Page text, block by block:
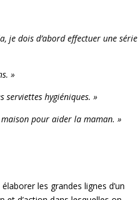
dois d’abord effectuer une série
»
serviettes hygiéniques. »
pour aider la maman. »
les grandes lignes d’un